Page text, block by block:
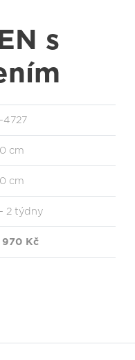
s
4727
cm
cm
- 2 týdny
970 Kč